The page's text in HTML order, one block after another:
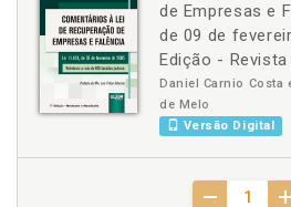
de Empresas e
de 09 de
Edição -
Daniel Carnio Costa
de Melo
Versão Digital